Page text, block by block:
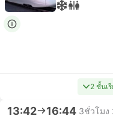
2 ชั้นเ
13:42 16:44 3ชั่วโมง